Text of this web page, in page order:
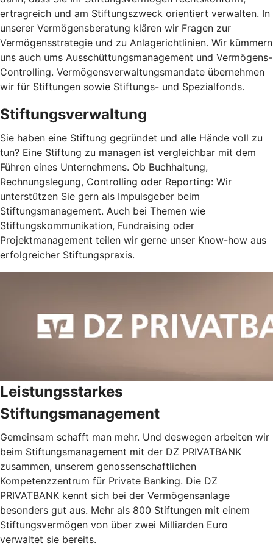
ertragreich und am Stiftungszweck orientiert verwalten. In
unserer Vermögensberatung klären wir Fragen zur
Vermögensstrategie und zu Anlagerichtlinien. Wir kümmern
uns auch ums Ausschüttungsmanagement und Vermögens-
Controlling. Vermögensverwaltungsmandate übernehmen
wir für Stiftungen sowie Stiftungs- und Spezialfonds.
Stiftungsverwaltung
Sie haben eine Stiftung gegründet und alle Hände voll zu
tun? Eine Stiftung zu managen ist vergleichbar mit dem
Führen eines Unternehmens. Ob Buchhaltung,
Rechnungslegung, Controlling oder Reporting: Wir
unterstützen Sie gern als Impulsgeber beim
Stiftungsmanagement. Auch bei Themen wie
Stiftungskommunikation, Fundraising oder
Projektmanagement teilen wir gerne unser Know-how aus
erfolgreicher Stiftungspraxis.
Leistungsstarkes
Stiftungsmanagement
Gemeinsam schafft man mehr. Und deswegen arbeiten wir
beim Stiftungsmanagement mit der DZ PRIVATBANK
zusammen, unserem genossenschaftlichen
Kompetenzzentrum für Private Banking. Die DZ
PRIVATBANK kennt sich bei der Vermögensanlage
besonders gut aus. Mehr als 800 Stiftungen mit einem
Stiftungsvermögen von über zwei Milliarden Euro
verwaltet sie bereits.